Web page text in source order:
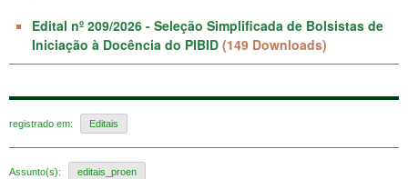
Edital nº 209/2026 - Seleção Simplificada de Bolsistas de
Iniciação à Docência do PIBID (149 Downloads)
registrado em: Editais
Assunto(s): editais_proen